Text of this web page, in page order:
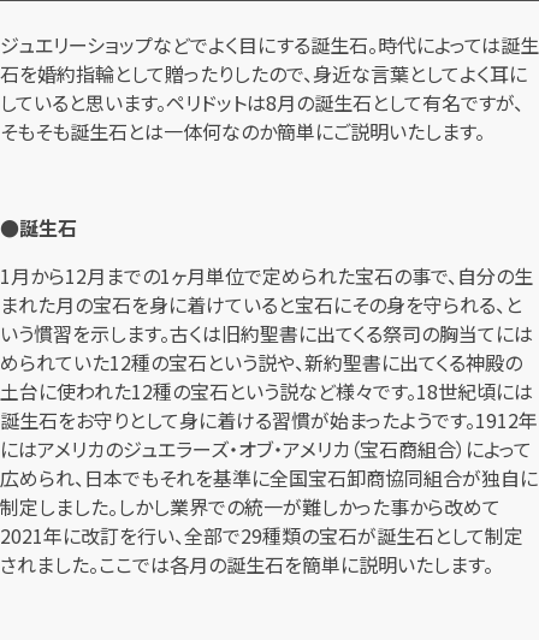
ジュエリーショップなどでよく目にする誕生石。時代によっては誕生
石を婚約指輪として贈ったりしたので、身近な言葉としてよく耳に
していると思います。ペリドットは8月の誕生石として有名ですが、
そもそも誕生石とは一体何なのか簡単にご説明いたします。
●誕生石
1月から12月までの1ヶ月単位で定められた宝石の事で、自分の生
まれた月の宝石を身に着けていると宝石にその身を守られる、と
いう慣習を示します。古くは旧約聖書に出てくる祭司の胸当てには
められていた12種の宝石という説や、新約聖書に出てくる神殿の
土台に使われた12種の宝石という説など様々です。18世紀頃には
誕生石をお守りとして身に着ける習慣が始まったようです。1912年
にはアメリカのジュエラーズ・オブ・アメリカ（宝石商組合）によって
広められ、日本でもそれを基準に全国宝石卸商協同組合が独自に
制定しました。しかし業界での統一が難しかった事から改めて
2021年に改訂を行い、全部で29種類の宝石が誕生石として制定
されました。ここでは各月の誕生石を簡単に説明いたします。